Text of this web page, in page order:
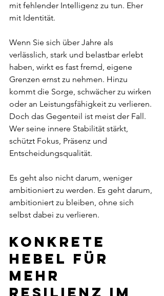
mit fehlender Intelligenz zu tun. Eher
mit Identität.
Wenn Sie sich über Jahre als
verlässlich, stark und belastbar erlebt
haben, wirkt es fast fremd, eigene
Grenzen ernst zu nehmen. Hinzu
kommt die Sorge, schwächer zu wirken
oder an Leistungsfähigkeit zu verlieren.
Doch das Gegenteil ist meist der Fall.
Wer seine innere Stabilität stärkt,
schützt Fokus, Präsenz und
Entscheidungsqualität.
Es geht also nicht darum, weniger
ambitioniert zu werden. Es geht darum,
ambitioniert zu bleiben, ohne sich
selbst dabei zu verlieren.
Konkrete
Hebel für
mehr
Resilienz im